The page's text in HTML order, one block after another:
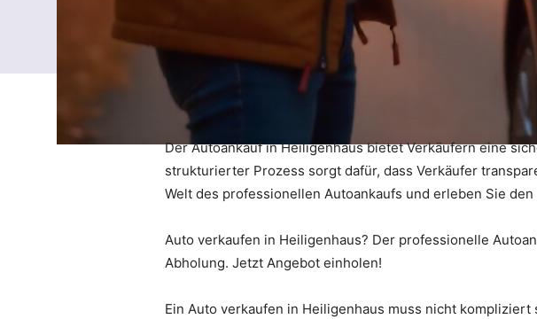
Der Autoankauf in Heiligenhaus bietet Verkäufern eine
strukturierter Prozess sorgt dafür, dass Verkäufer
Welt des professionellen Autoankaufs und erleben Sie
Auto verkaufen in Heiligenhaus? Der professionelle
Abholung. Jetzt Angebot einholen!
Ein Auto verkaufen in Heiligenhaus muss nicht